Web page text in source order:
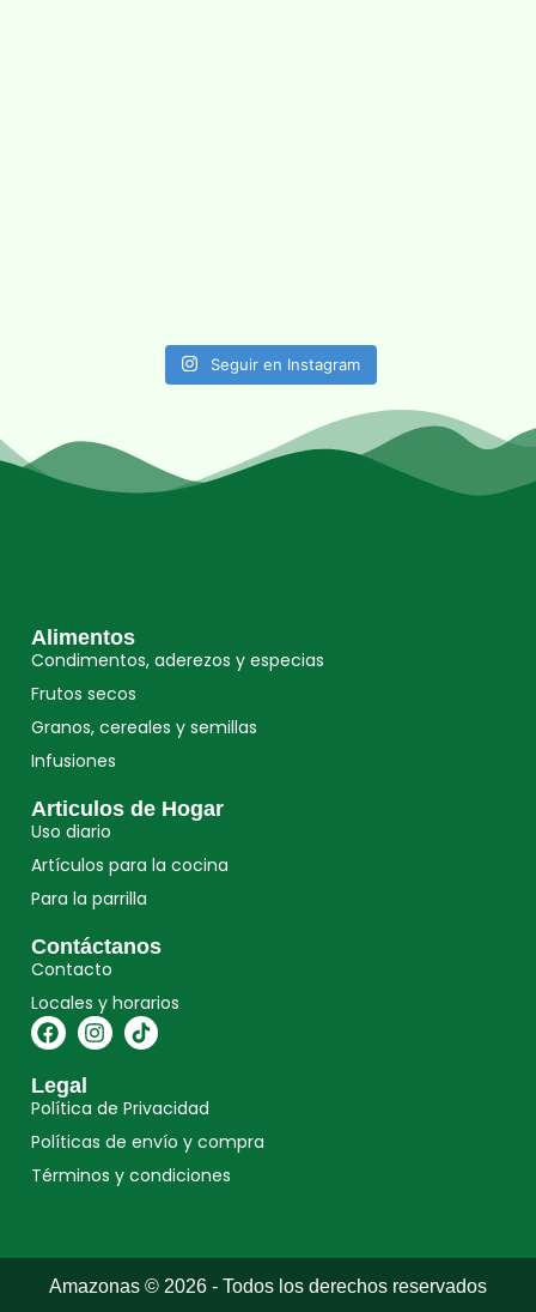
Seguir en Instagram
Alimentos
Condimentos, aderezos y especias
Frutos secos
Granos, cereales y semillas
Infusiones
Articulos de Hogar
Uso diario
Artículos para la cocina
Para la parrilla
Contáctanos
Contacto
Locales y horarios
Legal
Política de Privacidad
Políticas de envío y compra
Términos y condiciones
Amazonas © 2026 - Todos los derechos reservados